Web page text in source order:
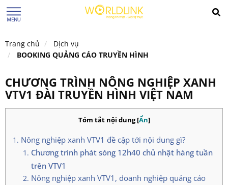
Trang chủ
Dịch vụ
BOOKING QUẢNG CÁO TRUYỀN HÌNH
CHƯƠNG TRÌNH NÔNG NGHIỆP XANH
VTV1 ĐÀI TRUYỀN HÌNH VIỆT NAM
Tóm tắt nội dung[Ẩn]
Nông nghiệp xanh VTV1 đề cập tới nội dung gì?
Chương trình phát sóng 12h40 chủ nhật hàng tuần
trên VTV1
Nông nghiệp xanh VTV1, doanh nghiệp quảng cáo